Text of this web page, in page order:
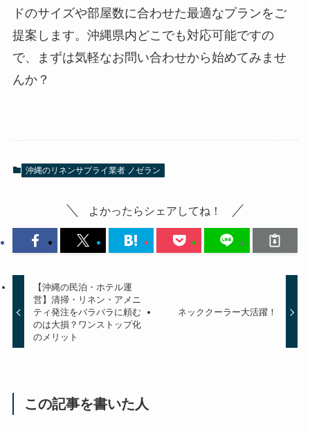
ドのサイズや部屋数に合わせた最適なプランをご
提案します。沖縄県内どこでも対応可能ですの
で、まずは気軽なお問い合わせから始めてみませ
んか？
沖縄のリネンサプライ業者 ノゼラン
よかったらシェアしてね！
【沖縄の民泊・ホテル運
営】清掃・リネン・アメニ
ティ発注をバラバラに頼む
のは大損？ワンストップ化
のメリット
ネッククーラー大活躍！
この記事を書いた人